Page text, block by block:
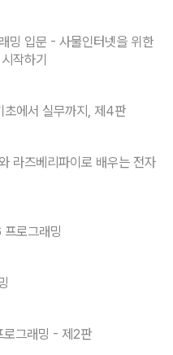
밍 입문 - 사물인터넷을 위한
작하기
초에서 실무까지, 제4판
라즈베리파이로 배우는 전자
로그래밍
로그래밍 - 제2판